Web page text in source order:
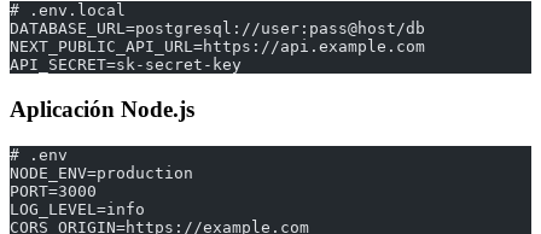
# .env.local
DATABASE_URL=postgresql://user:pass@host/db
NEXT_PUBLIC_API_URL=https://api.example.com
API_SECRET=sk-secret-key
Aplicación Node.js
# .env
NODE_ENV=production
PORT=3000
LOG_LEVEL=info
CORS_ORIGIN=https://example.com